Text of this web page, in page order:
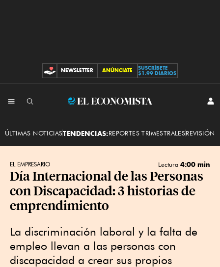
CONTRIBUCIONES
NEWSLETTER ANÚNCIATE
SUSCRÍBETE
$1.99 DIARIOS
El
ÚLTIMAS NOTICIASTENDENCIAS:REPORTES TRIMESTRALESREVISIÓN
EL EMPRESARIO Lectura 4:00 min
Día Internacional de las Personas
con Discapacidad: 3 historias de
emprendimiento
La discriminación laboral y la falta de
empleo llevan a las personas con
discapacidad a crear sus propios